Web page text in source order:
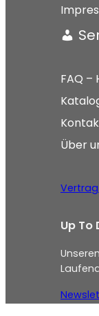
FAQ –
Über
Up To